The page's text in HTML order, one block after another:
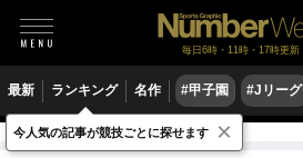
毎日6時・11時・17時更新
最新 ランキング 名作 #甲子園 #Jリーグ
大谷翔平 関連記事
今人気の記事が競技ごとに探せます ×